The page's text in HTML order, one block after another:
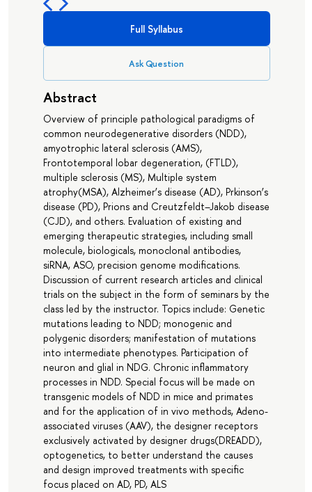
Full Syllabus
Ask Question
Abstract
Overview of principle pathological paradigms of
common neurodegenerative disorders (NDD),
amyotrophic lateral sclerosis (AMS),
Frontotemporal lobar degeneration, (FTLD),
multiple sclerosis (MS), Multiple system
atrophy(MSA), Alzheimer’s disease (AD), Prkinson’s
disease (PD), Prions and Creutzfeldt–Jakob disease
(CJD), and others. Evaluation of existing and
emerging therapeutic strategies, including small
molecule, biologicals, monoclonal antibodies,
siRNA, ASO, precision genome modifications.
Discussion of current research articles and clinical
trials on the subject in the form of seminars by the
class led by the instructor. Topics include: Genetic
mutations leading to NDD; monogenic and
polygenic disorders; manifestation of mutations
into intermediate phenotypes. Participation of
neuron and glial in NDG. Chronic inflammatory
processes in NDD. Special focus will be made on
transgenic models of NDD in mice and primates
and for the application of in vivo methods, Adeno-
associated viruses (AAV), the designer receptors
exclusively activated by designer drugs(DREADD),
optogenetics, to better understand the causes
and design improved treatments with specific
focus placed on AD, PD, ALS